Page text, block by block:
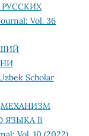
Vol. 36
Scholar
МЕХАНИЗМ
ЯЗЫКА В